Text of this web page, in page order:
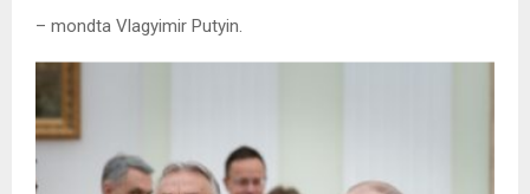
– mondta Vlagyimir Putyin.